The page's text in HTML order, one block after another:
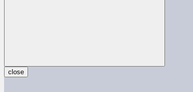
close